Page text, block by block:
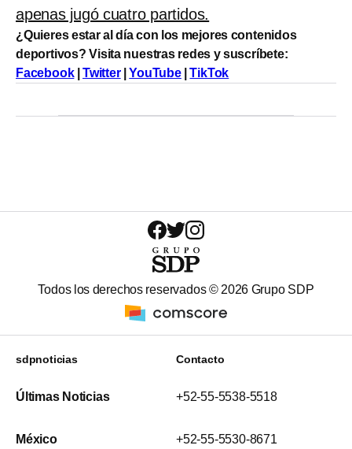
apenas jugó cuatro partidos.
¿Quieres estar al día con los mejores contenidos
deportivos? Visita nuestras redes y suscríbete:
Facebook|Twitter|YouTube|TikTok
Todos los derechos reservados © 2026 Grupo SDP
sdpnoticias
Últimas Noticias
México
Contacto
+52-55-5538-5518
+52-55-5530-8671